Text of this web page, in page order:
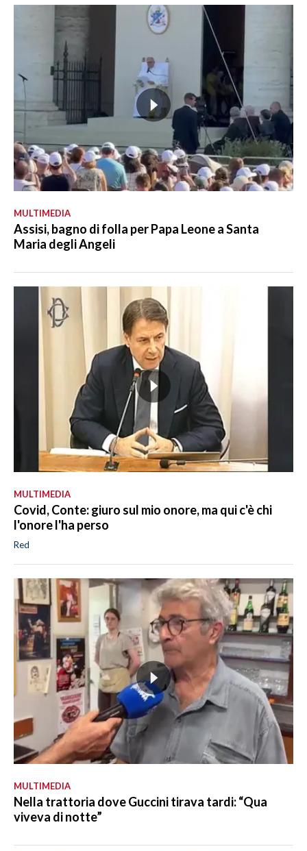
MULTIMEDIA
Assisi, bagno di folla per Papa Leone a Santa
Maria degli Angeli
MULTIMEDIA
Covid, Conte: giuro sul mio onore, ma qui c'è chi
l'onore l'ha perso
Red
MULTIMEDIA
Nella trattoria dove Guccini tirava tardi: “Qua
viveva di notte”